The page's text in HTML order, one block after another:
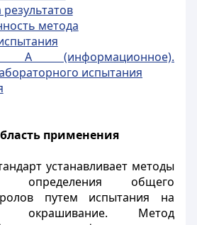
метода
А (информационное).
испытания
применения
устанавливает методы
определения общего
путем испытания на
окрашивание. Метод